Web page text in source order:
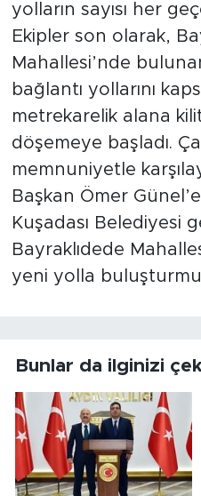
yolların sayısı her
Ekipler son olarak,
Mahallesi’nde
bağlantı yollarını
metrekarelik alana
döşemeye başladı.
memnuniyetle
Başkan Ömer
Kuşadası Belediyesi
Bayraklıdede
yeni yolla
Bunlar da ilginizi